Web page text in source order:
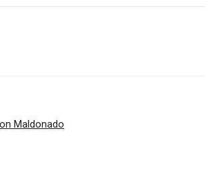
Maldonado